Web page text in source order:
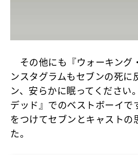
その他にも『ウォーキング
ンスタグラムもセブンの死に
ン、安らかに眠ってください
デッド』でのベストボーイで
をつけてセブンとキャストの
た。